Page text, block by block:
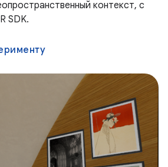
контекст, с
SDK.